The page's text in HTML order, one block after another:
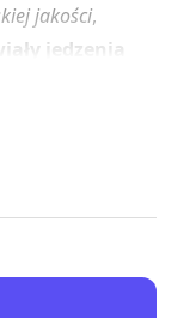
jakości,
jedzenia
że
niż